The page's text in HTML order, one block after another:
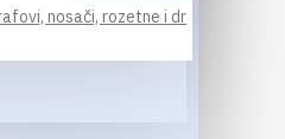
nosači, rozetne i dr